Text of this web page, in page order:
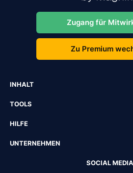
Zugang für
Zu Premium
INHALT
TOOLS
HILFE
UNTERNEHMEN
SOCIAL MEDIA